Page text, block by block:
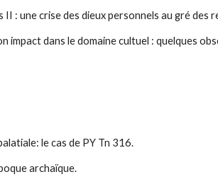
: une crise des dieux personnels au gré
dans le domaine cultuel : quelques
le cas de PY Tn 316.
archaïque.